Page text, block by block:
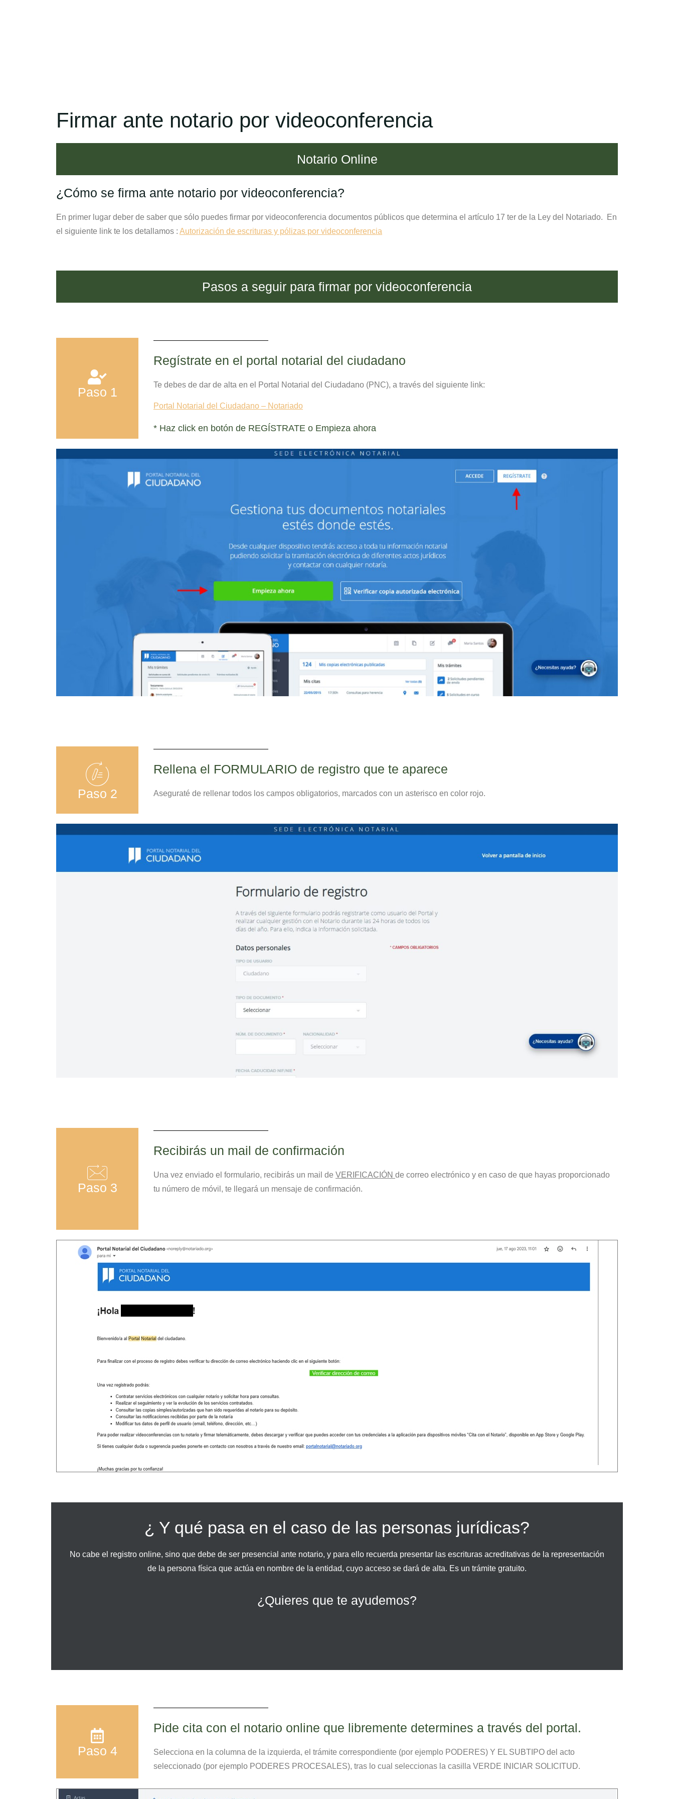
Firmar ante notario por videoconferencia
Notario Online
¿Cómo se firma ante notario por videoconferencia?
En primer lugar deber de saber que sólo puedes firmar por videoconferencia documentos públicos que determina el artículo 17 ter de la Ley del Notariado. En
el siguiente link te los detallamos : Autorización de escrituras y pólizas por videoconferencia
Pasos a seguir para firmar por videoconferencia
Paso 1
Regístrate en el portal notarial del ciudadano
Te debes de dar de alta en el Portal Notarial del Ciudadano (PNC), a través del siguiente link:
Portal Notarial del Ciudadano – Notariado
* Haz click en botón de REGÍSTRATE o Empieza ahora
Paso 2
Rellena el FORMULARIO de registro que te aparece
Aseguraté de rellenar todos los campos obligatorios, marcados con un asterisco en color rojo.
Paso 3
Recibirás un mail de confirmación
Una vez enviado el formulario, recibirás un mail de VERIFICACIÓN de correo electrónico y en caso de que hayas proporcionado
tu número de móvil, te llegará un mensaje de confirmación.
¿ Y qué pasa en el caso de las personas jurídicas?
No cabe el registro online, sino que debe de ser presencial ante notario, y para ello recuerda presentar las escrituras acreditativas de la representación
de la persona física que actúa en nombre de la entidad, cuyo acceso se dará de alta. Es un trámite gratuito.
¿Quieres que te ayudemos?
Paso 4
Pide cita con el notario online que libremente determines a través del portal.
Selecciona en la columna de la izquierda, el trámite correspondiente (por ejemplo PODERES) Y EL SUBTIPO del acto
seleccionado (por ejemplo PODERES PROCESALES), tras lo cual seleccionas la casilla VERDE INICIAR SOLICITUD.